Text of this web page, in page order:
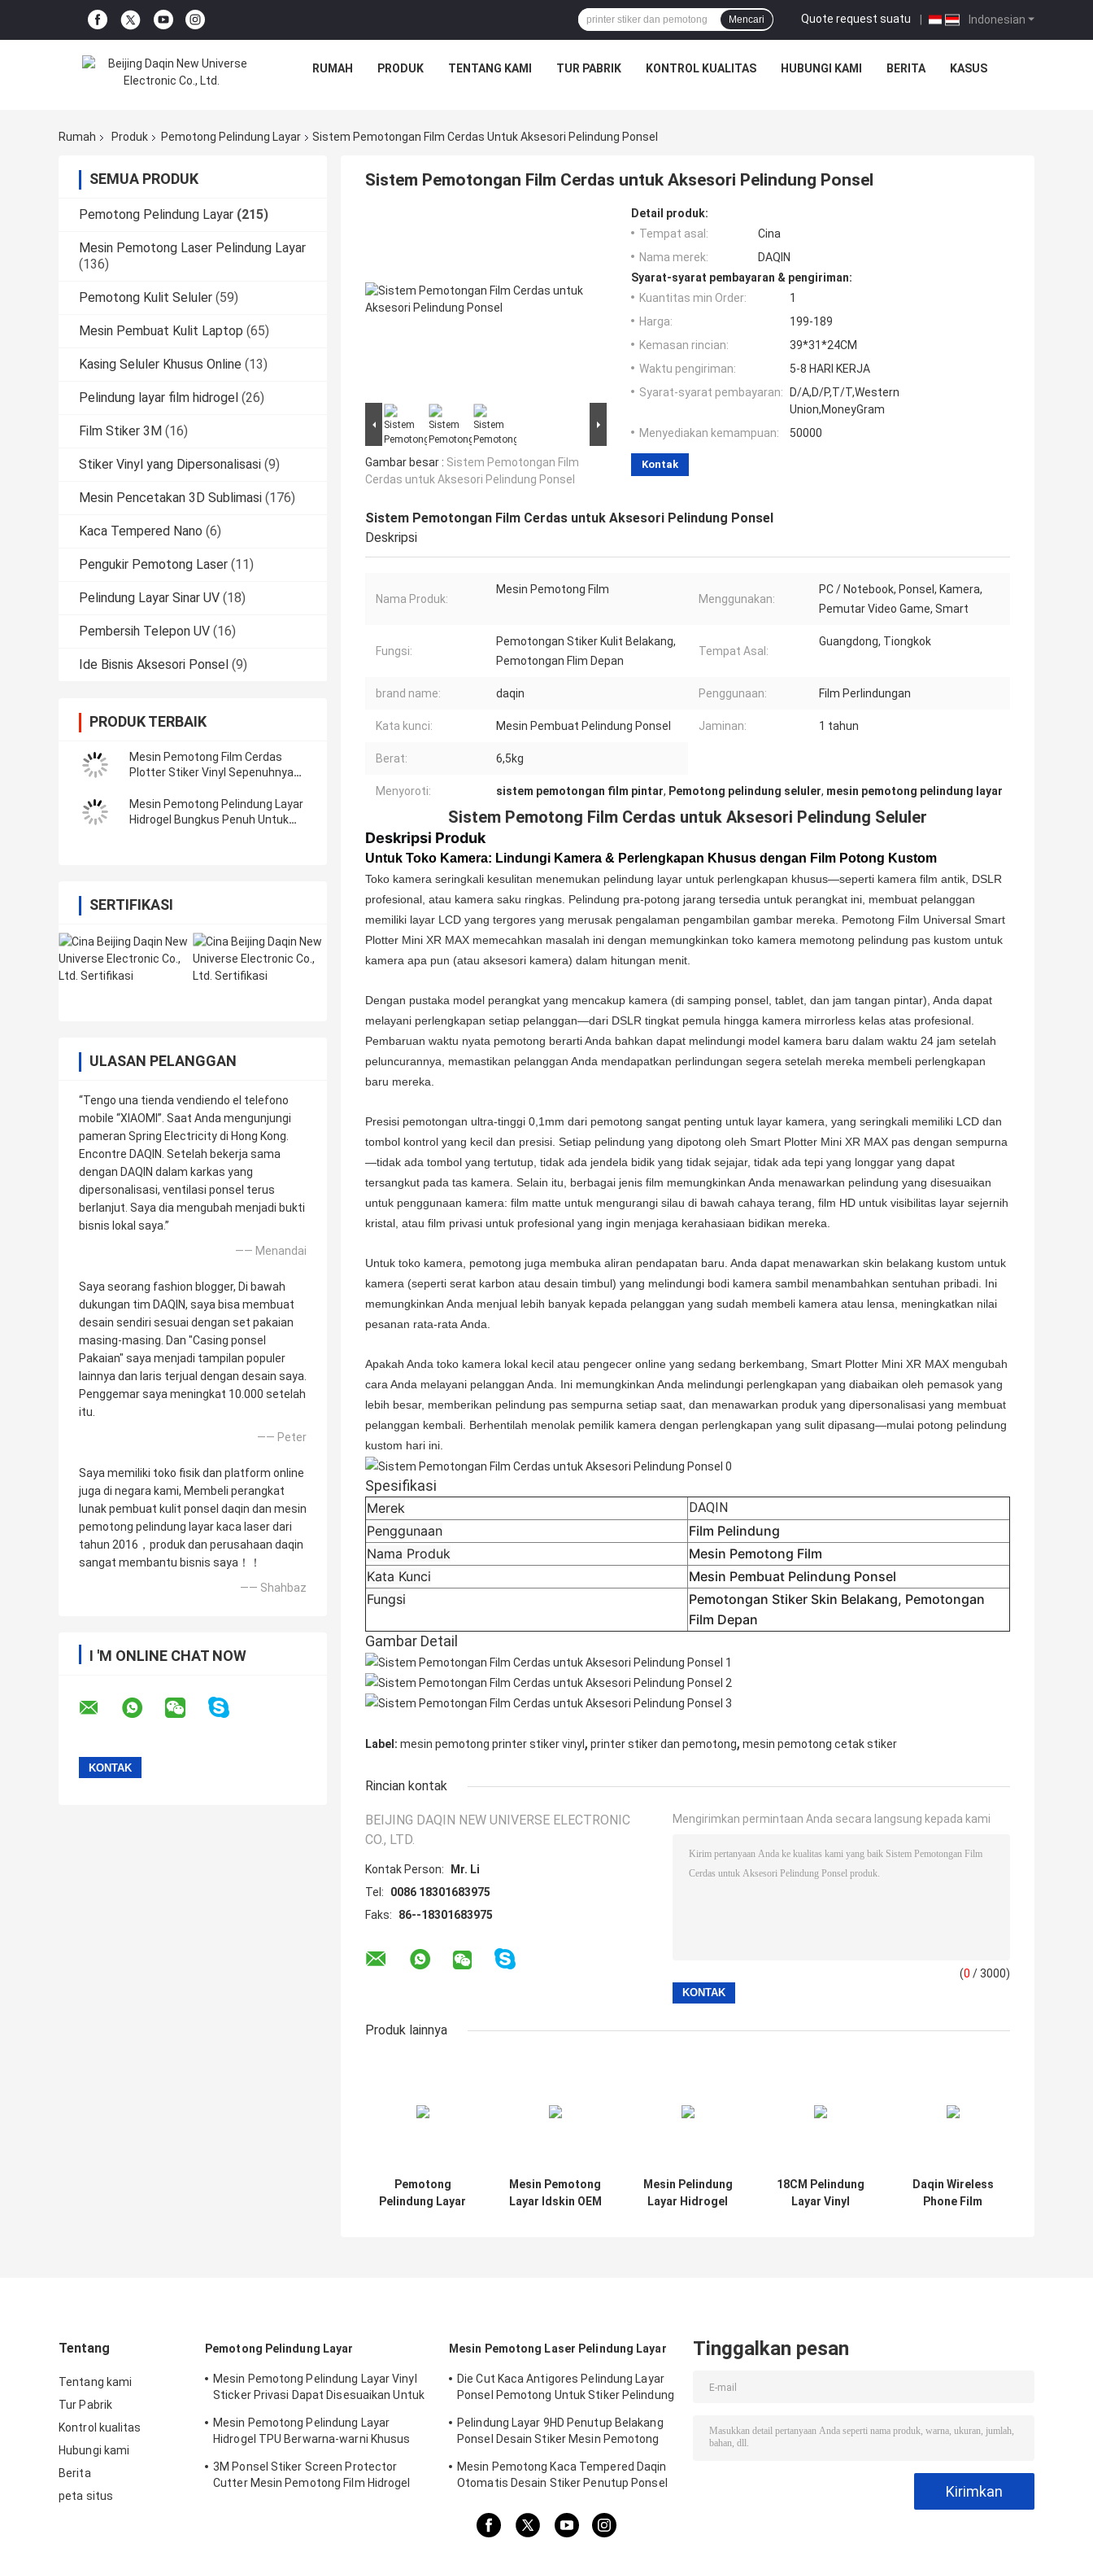
Indonesian
Quote request suatu |
Mencari
RUMAH PRODUK TENTANG KAMI TUR PABRIK KONTROL KUALITAS HUBUNGI KAMI BERITA KASUS
Rumah Produk Pemotong Pelindung Layar Sistem Pemotongan Film Cerdas Untuk Aksesori Pelindung Ponsel
SEMUA PRODUK
Pemotong Pelindung Layar (215)
Mesin Pemotong Laser Pelindung Layar
(136)
Pemotong Kulit Seluler (59)
Mesin Pembuat Kulit Laptop (65)
Kasing Seluler Khusus Online (13)
Pelindung layar film hidrogel (26)
Film Stiker 3M (16)
Stiker Vinyl yang Dipersonalisasi (9)
Mesin Pencetakan 3D Sublimasi (176)
Kaca Tempered Nano (6)
Pengukir Pemotong Laser (11)
Pelindung Layar Sinar UV (18)
Pembersih Telepon UV (16)
Ide Bisnis Aksesori Ponsel (9)
PRODUK TERBAIK
Mesin Pemotong Film Cerdas
Plotter Stiker Vinyl Sepenuhnya
Mesin Pemotong Pelindung Layar
Hidrogel Bungkus Penuh Untuk
SERTIFIKASI
ULASAN PELANGGAN
“Tengo una tienda vendiendo el telefono
mobile “XIAOMI”. Saat Anda mengunjungi
pameran Spring Electricity di Hong Kong.
Encontre DAQIN. Setelah bekerja sama
dengan DAQIN dalam karkas yang
dipersonalisasi, ventilasi ponsel terus
berlanjut. Saya dia mengubah menjadi bukti
bisnis lokal saya.”
—— Menandai
Saya seorang fashion blogger, Di bawah
dukungan tim DAQIN, saya bisa membuat
desain sendiri sesuai dengan set pakaian
masing-masing. Dan "Casing ponsel
Pakaian" saya menjadi tampilan populer
lainnya dan laris terjual dengan desain saya.
Penggemar saya meningkat 10.000 setelah
itu.
—— Peter
Saya memiliki toko fisik dan platform online
juga di negara kami, Membeli perangkat
lunak pembuat kulit ponsel daqin dan mesin
pemotong pelindung layar kaca laser dari
tahun 2016，produk dan perusahaan daqin
sangat membantu bisnis saya！！
—— Shahbaz
I 'M ONLINE CHAT NOW
Sistem Pemotongan Film Cerdas untuk Aksesori Pelindung Ponsel
Gambar besar : Sistem Pemotongan Film
Cerdas untuk Aksesori Pelindung Ponsel
Detail produk:
Tempat asal:
Cina
Nama merek:
DAQIN
Syarat-syarat pembayaran & pengiriman:
Kuantitas min Order:
1
Harga:
199-189
Kemasan rincian:
39*31*24CM
Waktu pengiriman:
5-8 HARI KERJA
Syarat-syarat pembayaran:
D/A,D/P,T/T,Western
Union,MoneyGram
Menyediakan kemampuan:
50000
Kontak
Sistem Pemotongan Film Cerdas untuk Aksesori Pelindung Ponsel
Deskripsi
Nama Produk:
Mesin Pemotong Film
Menggunakan:
PC / Notebook, Ponsel, Kamera,
Pemutar Video Game, Smart
Fungsi:
Pemotongan Stiker Kulit Belakang,
Pemotongan Flim Depan
Tempat Asal:
Guangdong, Tiongkok
brand name: daqin Penggunaan: Film Perlindungan
Kata kunci: Mesin Pembuat Pelindung Ponsel Jaminan: 1 tahun
Berat: 6,5kg
Menyoroti: sistem pemotongan film pintar, Pemotong pelindung seluler, mesin pemotong pelindung layar
Sistem Pemotong Film Cerdas untuk Aksesori Pelindung Seluler
Deskripsi Produk
Untuk Toko Kamera: Lindungi Kamera & Perlengkapan Khusus dengan Film Potong Kustom
Toko kamera seringkali kesulitan menemukan pelindung layar untuk perlengkapan khusus—seperti kamera film antik, DSLR
profesional, atau kamera saku ringkas. Pelindung pra-potong jarang tersedia untuk perangkat ini, membuat pelanggan
memiliki layar LCD yang tergores yang merusak pengalaman pengambilan gambar mereka. Pemotong Film Universal Smart
Plotter Mini XR MAX memecahkan masalah ini dengan memungkinkan toko kamera memotong pelindung pas kustom untuk
kamera apa pun (atau aksesori kamera) dalam hitungan menit.
Dengan pustaka model perangkat yang mencakup kamera (di samping ponsel, tablet, dan jam tangan pintar), Anda dapat
melayani perlengkapan setiap pelanggan—dari DSLR tingkat pemula hingga kamera mirrorless kelas atas profesional.
Pembaruan waktu nyata pemotong berarti Anda bahkan dapat melindungi model kamera baru dalam waktu 24 jam setelah
peluncurannya, memastikan pelanggan Anda mendapatkan perlindungan segera setelah mereka membeli perlengkapan
baru mereka.
Presisi pemotongan ultra-tinggi 0,1mm dari pemotong sangat penting untuk layar kamera, yang seringkali memiliki LCD dan
tombol kontrol yang kecil dan presisi. Setiap pelindung yang dipotong oleh Smart Plotter Mini XR MAX pas dengan sempurna
—tidak ada tombol yang tertutup, tidak ada jendela bidik yang tidak sejajar, tidak ada tepi yang longgar yang dapat
tersangkut pada tas kamera. Selain itu, berbagai jenis film memungkinkan Anda menawarkan pelindung yang disesuaikan
untuk penggunaan kamera: film matte untuk mengurangi silau di bawah cahaya terang, film HD untuk visibilitas layar sejernih
kristal, atau film privasi untuk profesional yang ingin menjaga kerahasiaan bidikan mereka.
Untuk toko kamera, pemotong juga membuka aliran pendapatan baru. Anda dapat menawarkan skin belakang kustom untuk
kamera (seperti serat karbon atau desain timbul) yang melindungi bodi kamera sambil menambahkan sentuhan pribadi. Ini
memungkinkan Anda menjual lebih banyak kepada pelanggan yang sudah membeli kamera atau lensa, meningkatkan nilai
pesanan rata-rata Anda.
Apakah Anda toko kamera lokal kecil atau pengecer online yang sedang berkembang, Smart Plotter Mini XR MAX mengubah
cara Anda melayani pelanggan Anda. Ini memungkinkan Anda melindungi perlengkapan yang diabaikan oleh pemasok yang
lebih besar, memberikan pelindung pas sempurna setiap saat, dan menawarkan produk yang dipersonalisasi yang membuat
pelanggan kembali. Berhentilah menolak pemilik kamera dengan perlengkapan yang sulit dipasang—mulai potong pelindung
kustom hari ini.
Spesifikasi
Merek DAQIN
Penggunaan
Film Pelindung
Nama Produk
Mesin Pemotong Film
Kata Kunci
Mesin Pembuat Pelindung Ponsel
Fungsi
Pemotongan Stiker Skin Belakang, Pemotongan
Film Depan
Gambar Detail
Label: mesin pemotong printer stiker vinyl , printer stiker dan pemotong, mesin pemotong cetak stiker
Rincian kontak
BEIJING DAQIN NEW UNIVERSE ELECTRONIC
CO., LTD.
Kontak Person:
Mr. Li
Tel:
0086 18301683975
Faks:
86--18301683975
Mengirimkan permintaan Anda secara langsung kepada kami
(0 / 3000)
Produk lainnya
Pemotong
Pelindung Layar
Mesin Pemotong
Layar Idskin OEM
Mesin Pelindung
Layar Hidrogel
18CM Pelindung
Layar Vinyl
Daqin Wireless
Phone Film
Tentang
Tentang kami
Tur Pabrik
Kontrol kualitas
Hubungi kami
Berita
peta situs
Pemotong Pelindung Layar
Mesin Pemotong Pelindung Layar Vinyl
Sticker Privasi Dapat Disesuaikan Untuk
Mesin Pemotong Pelindung Layar
Hidrogel TPU Berwarna-warni Khusus
3M Ponsel Stiker Screen Protector
Cutter Mesin Pemotong Film Hidrogel
Mesin Pemotong Laser Pelindung Layar
Die Cut Kaca Antigores Pelindung Layar
Ponsel Pemotong Untuk Stiker Pelindung
Pelindung Layar 9HD Penutup Belakang
Ponsel Desain Stiker Mesin Pemotong
Mesin Pemotong Kaca Tempered Daqin
Otomatis Desain Stiker Penutup Ponsel
Tinggalkan pesan